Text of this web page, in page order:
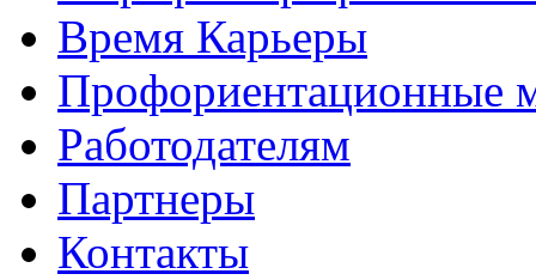
Время Карьеры
Профориентационные
Работодателям
Партнеры
Контакты